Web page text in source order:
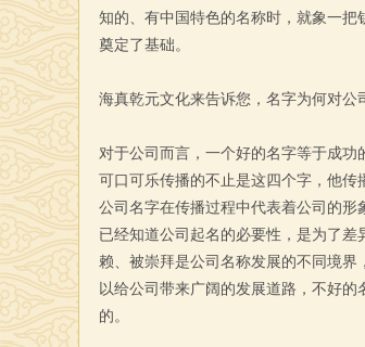
知的、有中国特色的名称时，就象一
奠定了基础。
海真乾元文化来告诉您，名字为何对公
对于公司而言，一个好的名字等于成
可口可乐传播的不止是这四个字，他传
公司名字在传播过程中代表着公司的
已经知道公司起名的必要性，是为了
赖、被崇拜是公司名称发展的不同境
以给公司带来广阔的发展道路，不好
的。